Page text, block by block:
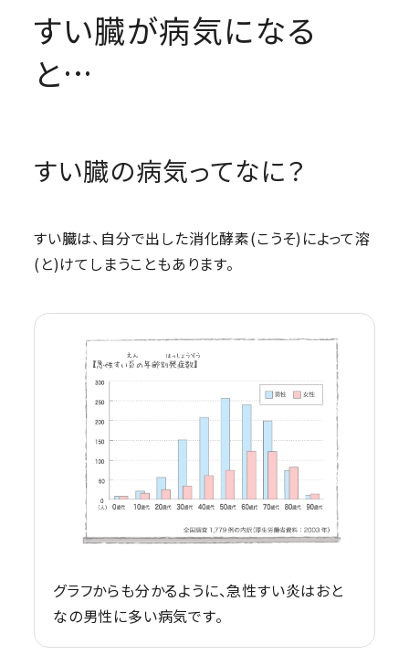
すい臓が病気になる
と…
すい臓の病気ってなに？
すい臓は、自分で出した消化酵素(こうそ)によって溶
(と)けてしまうこともあります。
グラフからも分かるように、急性すい炎はおと
なの男性に多い病気です。